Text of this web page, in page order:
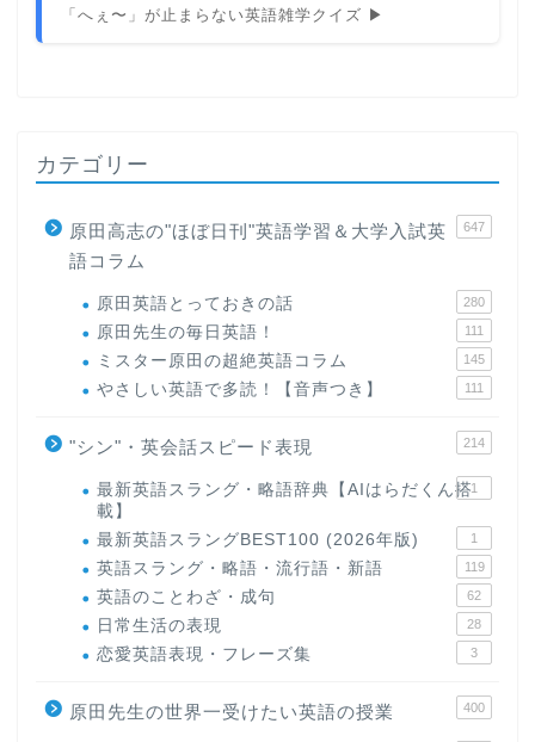
「へぇ〜」が止まらない英語雑学クイズ ▶
カテゴリー
原田高志の"ほぼ日刊"英語学習＆大学入試英
語コラム
647
原田英語とっておきの話 280
原田先生の毎日英語！ 111
ミスター原田の超絶英語コラム 145
やさしい英語で多読！【音声つき】 111
"シン"・英会話スピード表現 214
最新英語スラング・略語辞典【AIはらだくん搭
載】
1
最新英語スラングBEST100 (2026年版) 1
英語スラング・略語・流行語・新語 119
英語のことわざ・成句 62
日常生活の表現 28
恋愛英語表現・フレーズ集 3
原田先生の世界一受けたい英語の授業 400